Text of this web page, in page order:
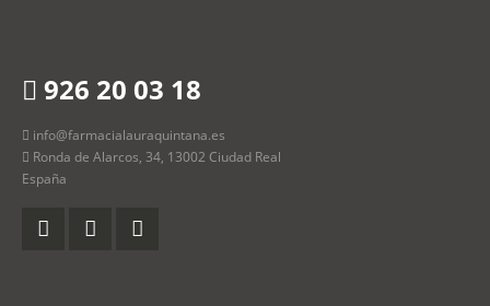
926 20 03 18
info@farmacialauraquintana.es
Ronda de Alarcos, 34, 13002 Ciudad Real
España